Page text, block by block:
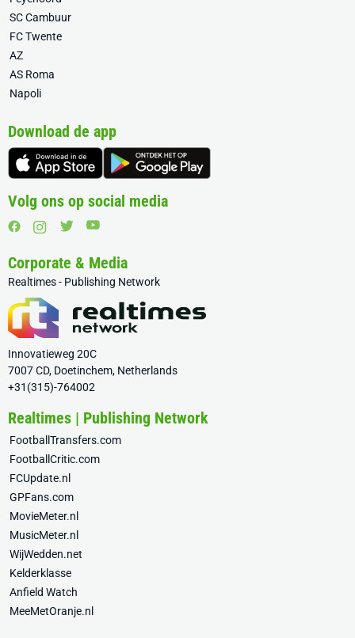
SC Cambuur
FC Twente
AZ
AS Roma
Napoli
Download de app
Volg ons op social media
Corporate & Media
Realtimes - Publishing Network
Innovatieweg 20C
7007 CD, Doetinchem, Netherlands
+31(315)-764002
Realtimes | Publishing Network
FootballTransfers.com
FootballCritic.com
FCUpdate.nl
GPFans.com
MovieMeter.nl
MusicMeter.nl
WijWedden.net
Kelderklasse
Anfield Watch
MeeMetOranje.nl